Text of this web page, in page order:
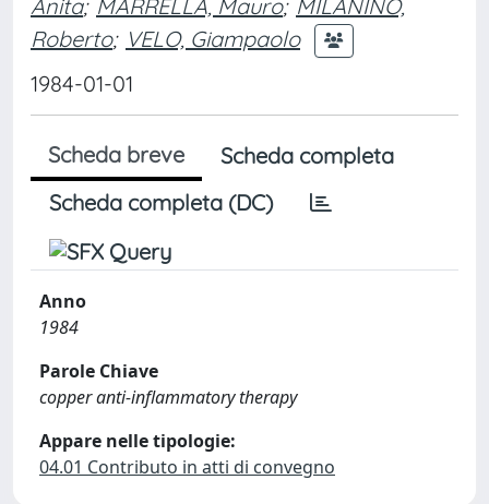
Anita; MARRELLA, Mauro; MILANINO,
Roberto; VELO, Giampaolo
1984-01-01
Scheda breve
Scheda completa
Scheda completa (DC)
Anno
1984
Parole Chiave
copper anti-inflammatory therapy
Appare nelle tipologie:
04.01 Contributo in atti di convegno